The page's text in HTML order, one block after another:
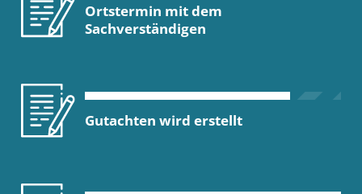
Ortstermin mit dem
Sachverständigen
Gutachten wird erstellt